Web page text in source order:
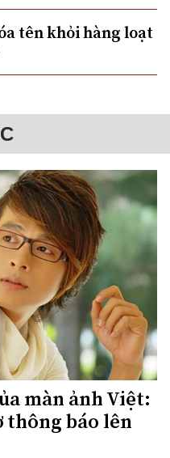
tên khỏi hàng loạt
màn ảnh Việt:
thông báo lên